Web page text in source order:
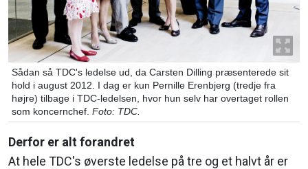
Sådan så TDC's ledelse ud, da Carsten Dilling præsenterede sit
hold i august 2012. I dag er kun Pernille Erenbjerg (tredje fra
højre) tilbage i TDC-ledelsen, hvor hun selv har overtaget rollen
som koncernchef. Foto: TDC.
Derfor er alt forandret
At hele TDC's øverste ledelse på tre og et halvt år er